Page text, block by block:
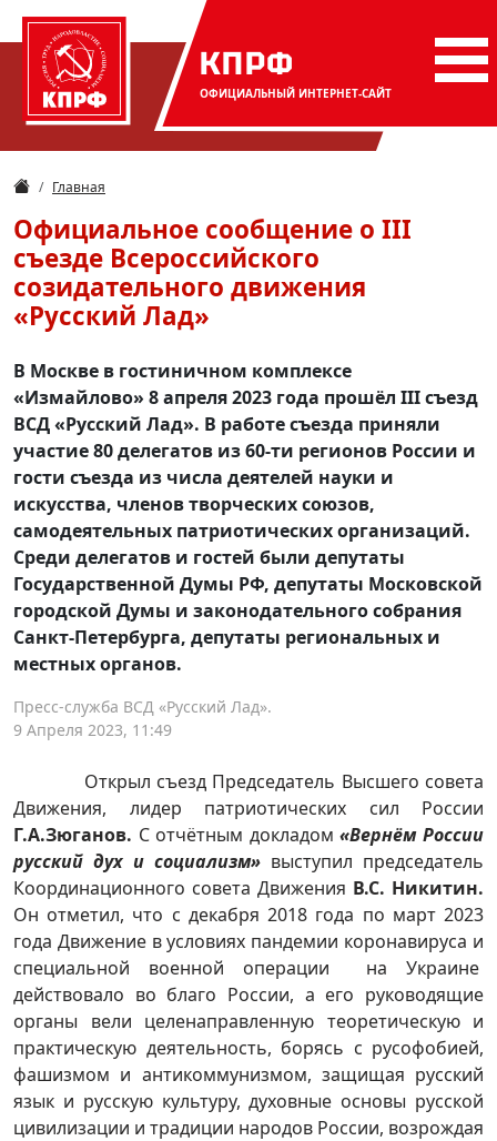
КПРФ
ОФИЦИАЛЬНЫЙ ИНТЕРНЕТ-САЙТ
Главная
Официальное сообщение о III
съезде Всероссийского
созидательного движения
«Русский Лад»
В Москве в гостиничном комплексе
«Измайлово» 8 апреля 2023 года прошёл III съезд
ВСД «Русский Лад». В работе съезда приняли
участие 80 делегатов из 60-ти регионов России и
гости съезда из числа деятелей науки и
искусства, членов творческих союзов,
самодеятельных патриотических организаций.
Среди делегатов и гостей были депутаты
Государственной Думы РФ, депутаты Московской
городской Думы и законодательного собрания
Санкт-Петербурга, депутаты региональных и
местных органов.
Пресс-служба ВСД «Русский Лад».
9 Апреля 2023, 11:49
Открыл съезд Председатель Высшего совета
Движения, лидер патриотических сил России
Г.А.Зюганов. С отчётным докладом«Вернём России
русский дух и социализм» выступил председатель
Координационного совета Движения В.С. Никитин.
Он отметил, что с декабря 2018 года по март 2023
года Движение в условиях пандемии коронавируса и
специальной военной операции на Украине
действовало во благо России, а его руководящие
органы вели целенаправленную теоретическую и
практическую деятельность, борясь с русофобией,
фашизмом и антикоммунизмом, защищая русский
язык и русскую культуру, духовные основы русской
цивилизации и традиции народов России, возрождая